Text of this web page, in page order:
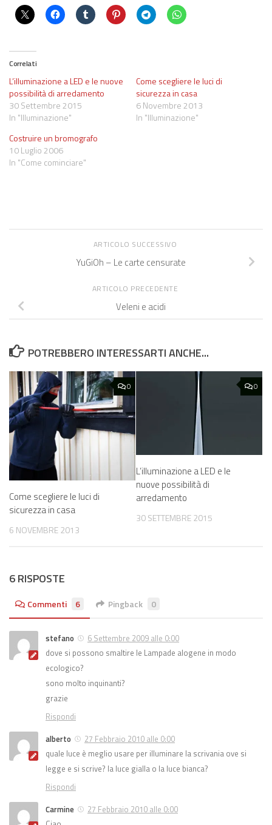
Correlati
L’illuminazione a LED e le nuove
possibilità di arredamento
30 Settembre 2015
In "Illuminazione"
Come scegliere le luci di
sicurezza in casa
6 Novembre 2013
In "Illuminazione"
Costruire un bromografo
10 Luglio 2006
In "Come cominciare"
ARTICOLO SUCCESSIVO
YuGiOh – Le carte censurate
ARTICOLO PRECEDENTE
Veleni e acidi
POTREBBERO INTERESSARTI ANCHE...
0
Come scegliere le luci di
sicurezza in casa
6 NOVEMBRE 2013
0
L’illuminazione a LED e le
nuove possibilità di
arredamento
30 SETTEMBRE 2015
6 RISPOSTE
Commenti 6 Pingback 0
stefano
6 Settembre 2009 alle 0:00
dove si possono smaltire le Lampade alogene in modo
ecologico?
sono molto inquinanti?
grazie
Rispondi
alberto
27 Febbraio 2010 alle 0:00
quale luce è meglio usare per illuminare la scrivania ove si
legge e si scrive? la luce gialla o la luce bianca?
Rispondi
Carmine
27 Febbraio 2010 alle 0:00